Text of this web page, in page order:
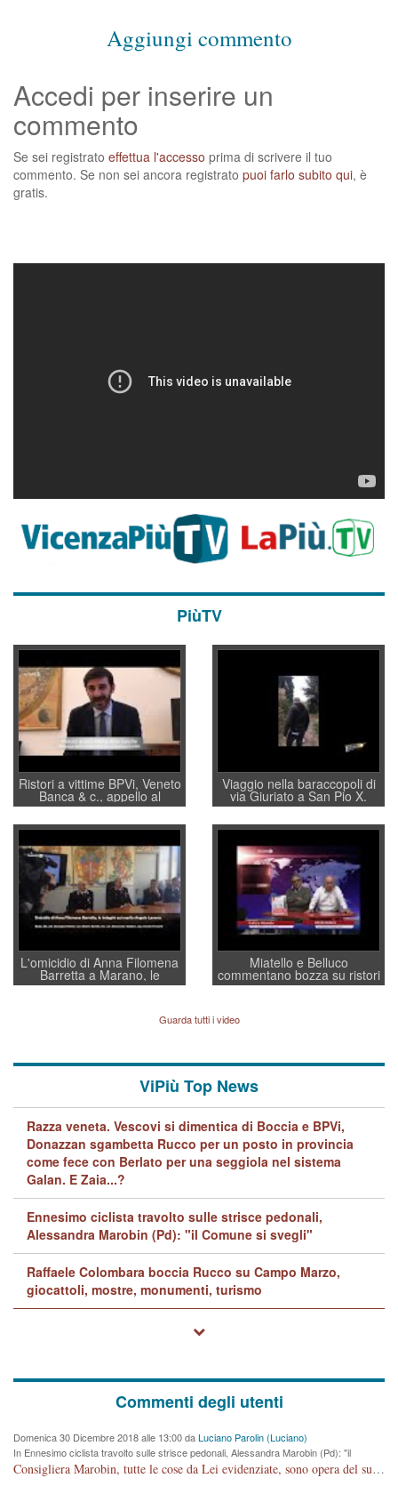
Aggiungi commento
Accedi per inserire un
commento
Se sei registrato effettua l'accesso prima di scrivere il tuo
commento. Se non sei ancora registrato puoi farlo subito qui, è
gratis.
PiùTV
Ristori a vittime BPVi, Veneto
Banca & c., appello al
sottosegretario Alessio
Villarosa: per mettere ordine
convochi con Di Maio CNCU
a supporto della cabina di
regia al Mef
Viaggio nella baraccopoli di
via Giuriato a San Pio X.
Vicenza ai Vicentini: “faremo
un regalo di Natale ai
residenti”
L'omicidio di Anna Filomena
Barretta a Marano, le
indagini dei carabinieri di
Lavarra: più avvincenti di
quelle di... Barbara D'Urso
Miatello e Belluco
commentano bozza su ristori
BPVi e Veneto Banca
Guarda tutti i video
ViPiù Top News
Razza veneta. Vescovi si dimentica di Boccia e BPVi,
Donazzan sgambetta Rucco per un posto in provincia
come fece con Berlato per una seggiola nel sistema
Galan. E Zaia...?
Ennesimo ciclista travolto sulle strisce pedonali,
Alessandra Marobin (Pd): "il Comune si svegli"
Raffaele Colombara boccia Rucco su Campo Marzo,
giocattoli, mostre, monumenti, turismo
Commenti degli utenti
Domenica 30 Dicembre 2018 alle 13:00 daLuciano Parolin (Luciano)
In Ennesimo ciclista travolto sulle strisce pedonali, Alessandra Marobin (Pd): "il
Comune si svegli"
Consigliera Marobin, tutte le cose da Lei evidenziate, sono opera del suo ex Assessore e compagno di Partito Antonio Marco Dalla Pozza Assessore alla "progettazione" di piste ciclabili e altre porcherie. A lui manderei il conto da saldare per incidenti e danni alle persone. E' ora che "finiamola." Avete perso rassegnatevi. qui IL SINDACO RUCCO NON C'ENTRA PER NIENTE. CAPITO!!!!!!!! Amen.